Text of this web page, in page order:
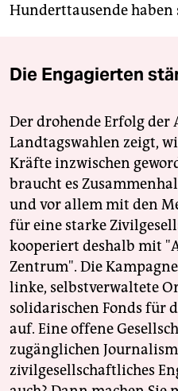
Hunderttausende haben
Die Engagierten
Der drohende Erfolg der
Landtagswahlen zeigt,
Kräfte inzwischen
braucht es
und vor allem mit den
für eine starke
kooperiert deshalb mit
Zentrum". Die
linke, selbstverwaltete
solidarischen Fonds für
auf. Eine offene
zugänglichen
zivilgesellschaftliches